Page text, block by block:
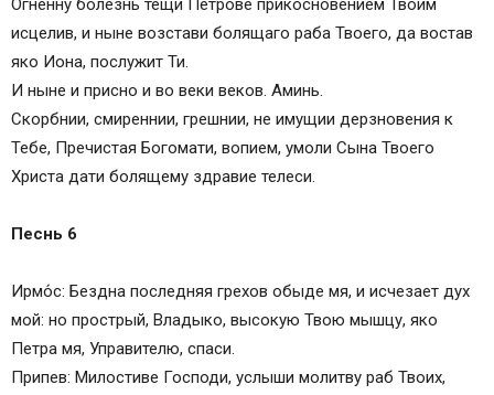
Огненну болезнь тещи Петрове прикосновением Твоим
исцелив, и ныне возстави болящаго раба Твоего, да востав
яко Иона, послужит Ти.
И ныне и присно и во веки веков. Аминь.
Скорбнии, смиреннии, грешнии, не имущии дерзновения к
Тебе, Пречистая Богомати, вопием, умоли Сына Твоего
Христа дати болящему здравие телеси.
Песнь 6
Ирмо́с: Бездна последняя грехов обыде мя, и исчезает дух
мой: но прострый, Владыко, высокую Твою мышцу, яко
Петра мя, Управителю, спаси.
Припев: Милостиве Господи, услыши молитву раб Твоих,